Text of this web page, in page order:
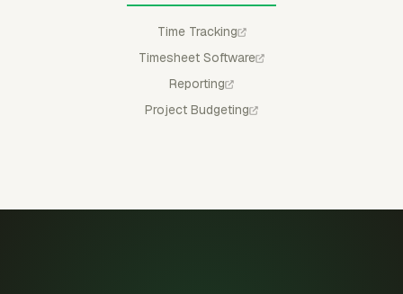
Time Tracking
Timesheet Software
Reporting
Project Budgeting